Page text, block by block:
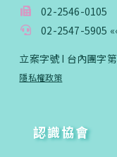
02-2546-0105
02-2547-5905
立案字號 I 台內團字
隱私權政策
認識協會